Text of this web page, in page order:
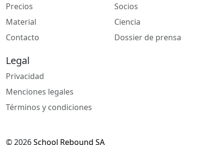
Precios
Material
Contacto
Socios
Ciencia
Dossier de prensa
Legal
Privacidad
Menciones legales
Términos y condiciones
© 2026School Rebound SA